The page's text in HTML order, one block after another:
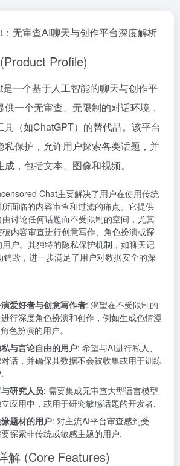
无审查AI聊天与创作平台深度解析
Profile)
一个基于人工智能的聊天与创作平
一个无审查、无限制的对话环境，
（如ChatGPT）的替代品。该平台
私保护，允许用户探索各类话题，并
，包括文本、图像和视频。
Chat主要解决了用户在使用传统
面临的内容审查和过滤的痛点。它提供
讨论任何话题而不受限制的空间，尤其
内容审查进行创意写作、角色扮演或探
户。其独特的隐私保护机制，如聊天记
销毁，进一步满足了用户对数据安全的深
爱好者与创意写作者: 渴望在不受限制的
行深度角色扮演和创作，例如生成色情漫
色扮演的用户。
与言论自由的用户: 希望与AI进行私人、
话，并确保其数据不会被收集或用于训练
研究人员: 需要集成无审查大型语言模型
应用中，或用于研究敏感话题的开发者.
题材的用户: 对主流AI平台审查感到受
探索非传统或敏感主题的用户.
解 (Core Features)